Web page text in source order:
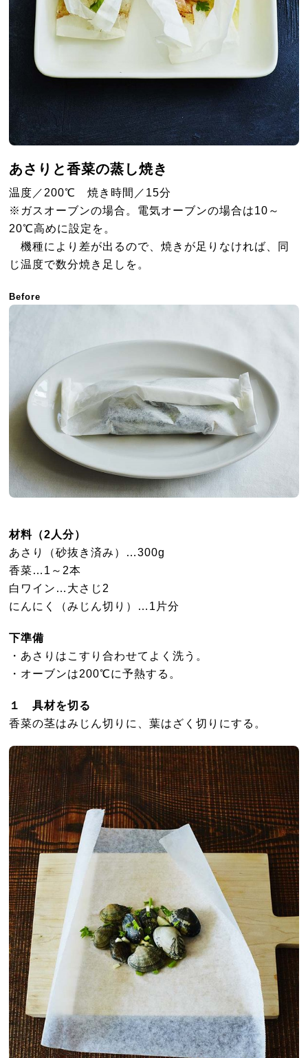
あさりと香菜の蒸し焼き
温度／200℃ 焼き時間／15分
※ガスオーブンの場合。電気オーブンの場合は10～
20℃高めに設定を。
機種により差が出るので、焼きが足りなければ、同
じ温度で数分焼き足しを。
Before
材料（2人分）
あさり（砂抜き済み）…300g
香菜…1～2本
白ワイン…大さじ2
にんにく（みじん切り）…1片分
下準備
・あさりはこすり合わせてよく洗う。
・オーブンは200℃に予熱する。
１ 具材を切る
香菜の茎はみじん切りに、葉はざく切りにする。